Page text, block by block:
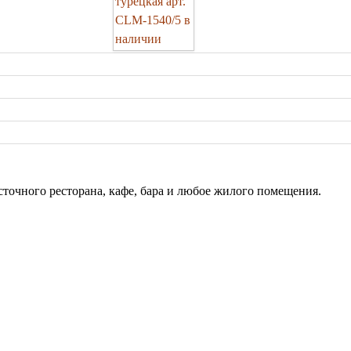
ресторана, кафе, бара и любое жилого помещения.